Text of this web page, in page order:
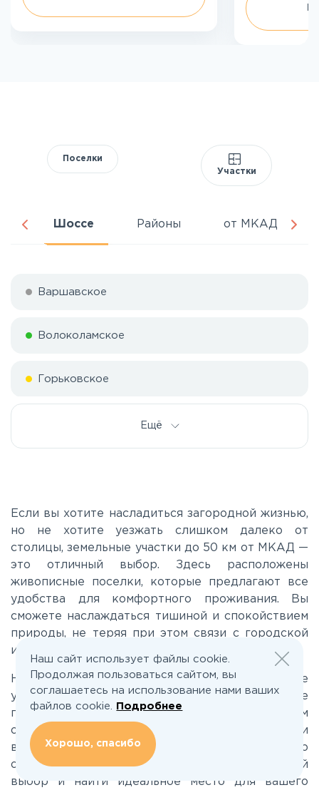
Поселки
Участки
Шоссе Районы от МКАД
Варшавское
Волоколамское
Горьковское
Калужское
Каширское
Киевское
Ленинградское
Минское
Ещё
Если вы хотите насладиться загородной жизнью,
но не хотите уезжать слишком далеко от
столицы, земельные участки до 50 км от МКАД —
это отличный выбор. Здесь расположены
живописные поселки, которые предлагают все
удобства для комфортного проживания. Вы
сможете наслаждаться тишиной и спокойствием
природы, не теряя при этом связи с городской
инфраструктурой.
На сайте Поселкино.ру вы найдете разнообразие
участков до 50 км от МКАД. Каждое
предложение сопровождается детальным
описанием, отзывами от владельцев и
визуальными материалами, включая фото и видео
обзоры. Это поможет вам сделать осознанный
выбор и найти идеальное место для вашего
Наш сайт использует файлы cookie.
Продолжая пользоваться сайтом, вы
соглашаетесь на использование нами ваших
файлов cookie.
Подробнее
Хорошо, спасибо